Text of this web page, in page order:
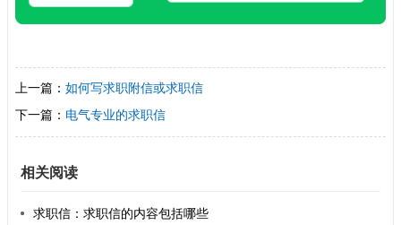
上一篇： 如何写求职附信或求职信
下一篇： 电气专业的求职信
相关阅读
求职信：求职信的内容包括哪些